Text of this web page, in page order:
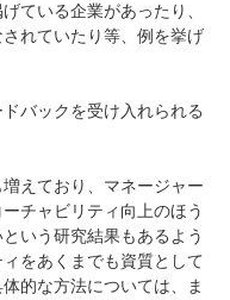
ている企業があったり、
れていたり等、例を挙げ
バックを受け入れられる
えており、マネージャー
チャビリティ向上のほう
いう研究結果もあるよう
をあくまでも資質として
的な方法については、ま